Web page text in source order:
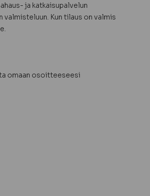
ja katkaisupalvelun
Kun tilaus on valmis
omaan osoitteeseesi